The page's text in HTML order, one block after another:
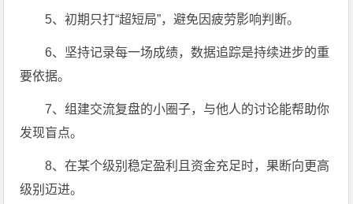
5、初期只打“超短局”，避免因疲劳影响判断。
6、坚持记录每一场成绩，数据追踪是持续进步的重
要依据。
7、组建交流复盘的小圈子，与他人的讨论能帮助你
发现盲点。
8、在某个级别稳定盈利且资金充足时，果断向更高
级别迈进。